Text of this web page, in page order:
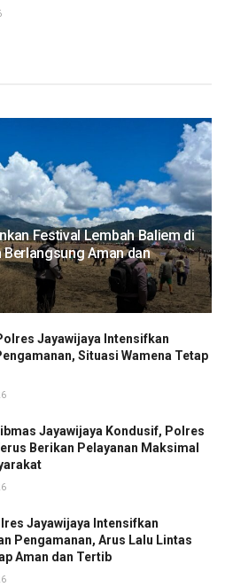
Festival Lembah Baliem di
Aman dan
Jayawijaya Intensifkan
Situasi Wamena Tetap
Jayawijaya Kondusif, Polres
Berikan Pelayanan Maksimal
Jayawijaya Intensifkan
Pengamanan, Arus Lalu Lintas
Aman dan Tertib